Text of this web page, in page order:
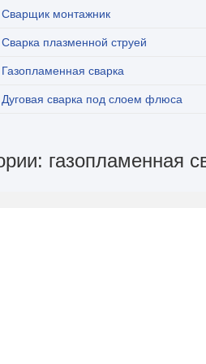
Сварщик монтажник
Сварка плазменной струей
Газопламенная сварка
Дуговая сварка под слоем флюса
газопламенная